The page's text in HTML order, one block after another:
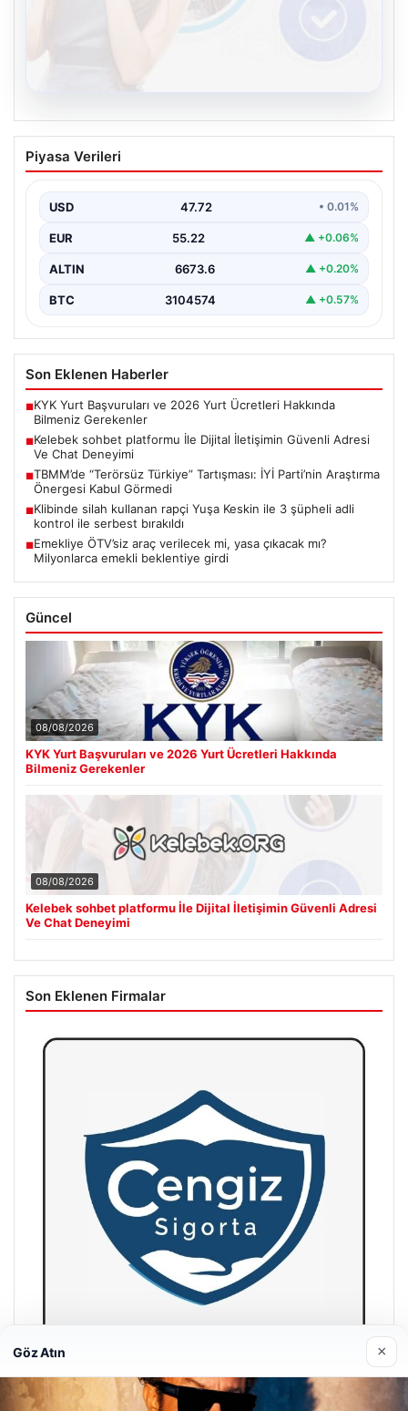
Kelebek sohbet platformu İle Dijital
İletişimin Güvenli Adresi Ve Chat
İnternet çağında insanların güvenli bir biçimde bağlantı
Piyasa Verileri
USD 47.72 • 0.01%
EUR 55.22 ▲ +0.06%
ALTIN 6673.6 ▲ +0.20%
BTC 3104574 ▲ +0.57%
Son Eklenen Haberler
■KYK Yurt Başvuruları ve 2026 Yurt Ücretleri Hakkında
Bilmeniz Gerekenler
■Kelebek sohbet platformu İle Dijital İletişimin Güvenli Adresi
Ve Chat Deneyimi
■TBMM’de “Terörsüz Türkiye” Tartışması: İYİ Parti’nin Araştırma
Önergesi Kabul Görmedi
■Klibinde silah kullanan rapçi Yuşa Keskin ile 3 şüpheli adli
kontrol ile serbest bırakıldı
■Emekliye ÖTV’siz araç verilecek mi, yasa çıkacak mı?
Milyonlarca emekli beklentiye girdi
Güncel
08/08/2026
KYK Yurt Başvuruları ve 2026 Yurt Ücretleri Hakkında
Bilmeniz Gerekenler
08/08/2026
Kelebek sohbet platformu İle Dijital İletişimin Güvenli Adresi
Ve Chat Deneyimi
Son Eklenen Firmalar
Hastaş Beton
Göz Atın ×